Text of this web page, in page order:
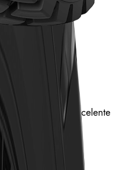
oferece excelente